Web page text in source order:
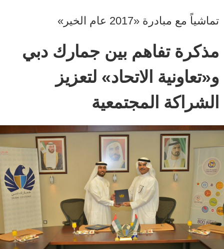
تماشياً مع مبادرة «2017 عام الخير»
مذكرة تفاهم بين جمارك دبي
و«تعاونية الاتحاد» لتعزيز
الشراكة المجتمعية